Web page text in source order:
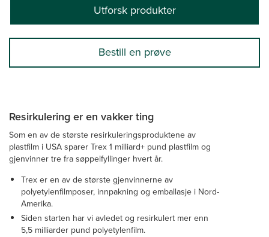
Utforsk produkter
Bestill en prøve
Resirkulering er en vakker ting
Som en av de største resirkuleringsproduktene av
plastfilm i USA sparer Trex 1 milliard+ pund plastfilm og
gjenvinner tre fra søppelfyllinger hvert år.
Trex er en av de største gjenvinnerne av
polyetylenfilmposer, innpakning og emballasje i Nord-
Amerika.
Siden starten har vi avledet og resirkulert mer enn
5,5 milliarder pund polyetylenfilm.